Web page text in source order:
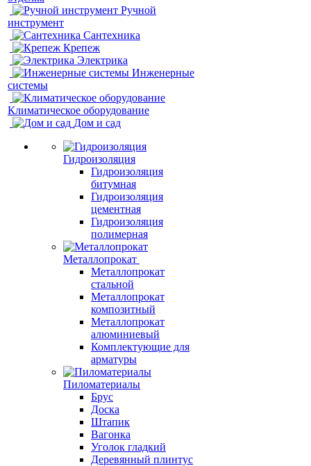
Ручной
инструмент
Сантехника
Крепеж
Электрика
Инженерные
системы
Климатическое оборудование
Дом и сад
Гидроизоляция
Гидроизоляция
битумная
Гидроизоляция
цементная
Гидроизоляция
полимерная
Металлопрокат
Металлопрокат
стальной
Металлопрокат
композитный
Металлопрокат
алюминиевый
Комплектующие для
арматуры
Пиломатериалы
Брус
Доска
Штапик
Вагонка
Уголок гладкий
Деревянный плинтус